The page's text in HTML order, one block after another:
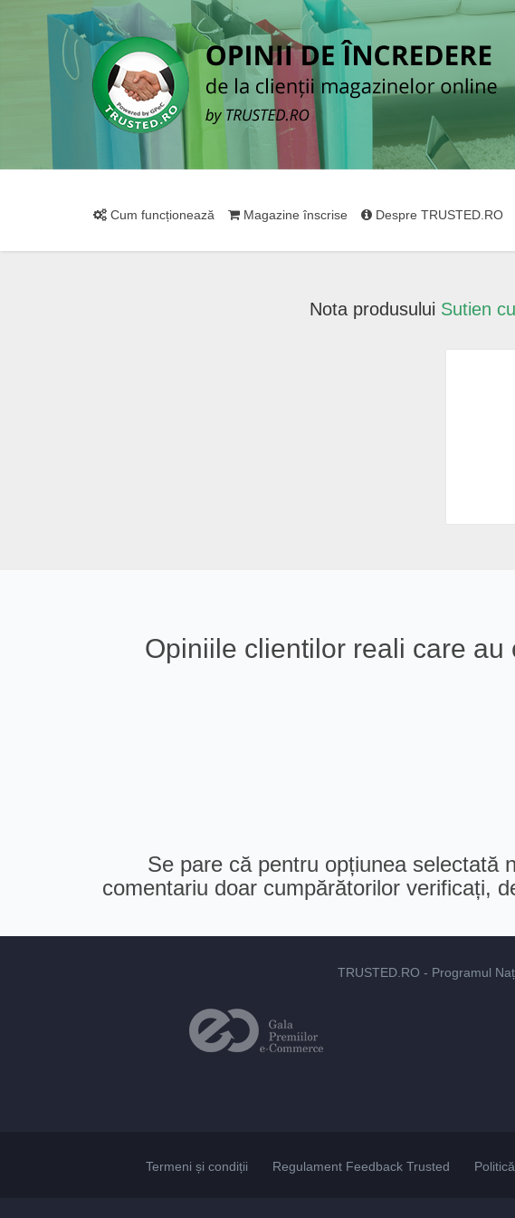
Cum funcționează Magazine înscrise Despre TRUSTED.RO
Nota produsului Sutien
Opiniile clientilor reali care
Se pare că pentru opțiunea selectată
comentariu doar cumpărătorilor verificați,
TRUSTED.RO - Programul
Termeni și condiții Regulament Feedback Trusted